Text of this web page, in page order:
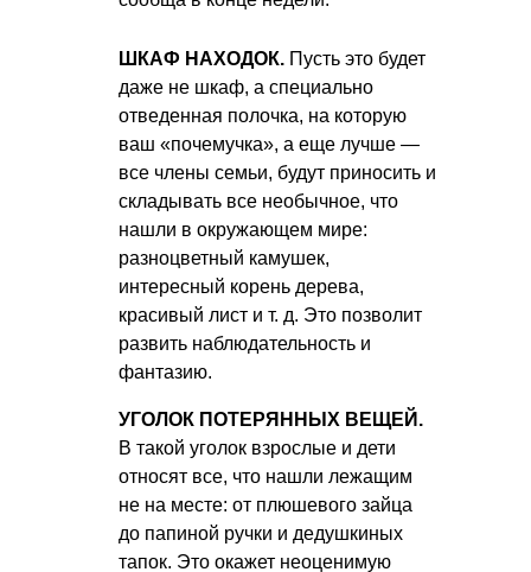
ШКАФ НАХОДОК. Пусть это будет
даже не шкаф, а специально
отведенная полочка, на которую
ваш «почемучка», а еще лучше —
все члены семьи, будут приносить и
складывать все необычное, что
нашли в окружающем мире:
разноцветный камушек,
интересный корень дерева,
красивый лист и т. д. Это позволит
развить наблюдательность и
фантазию.
УГОЛОК ПОТЕРЯННЫХ ВЕЩЕЙ.
В такой уголок взрослые и дети
относят все, что нашли лежащим
не на месте: от плюшевого зайца
до папиной ручки и дедушкиных
тапок. Это окажет неоценимую